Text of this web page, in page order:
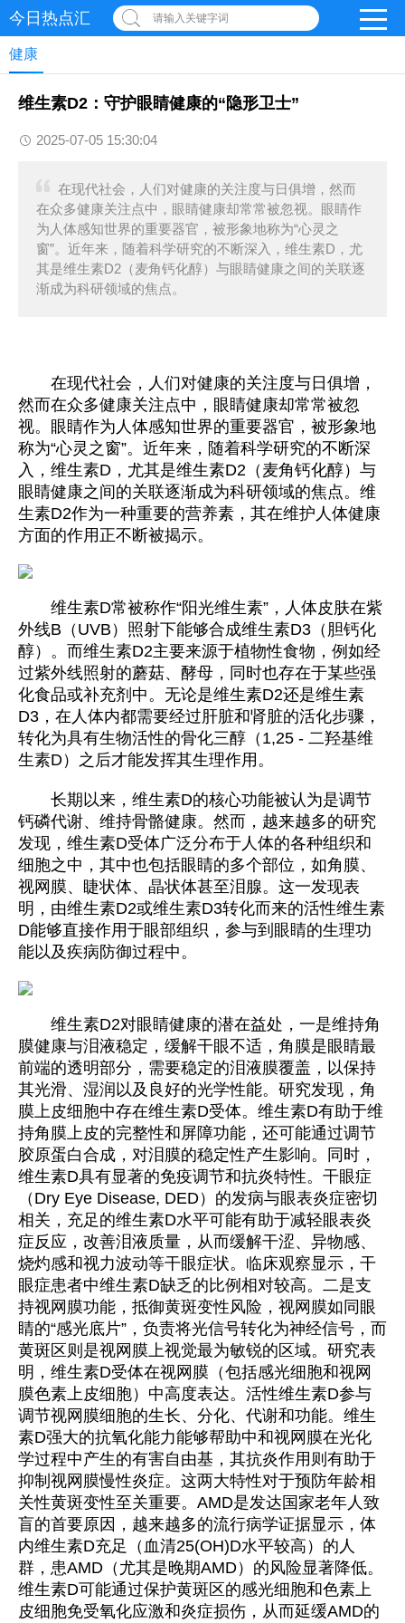
今日热点汇 请输入关键字词
健康
维生素D2：守护眼睛健康的“隐形卫士”
2025-07-05 15:30:04
在现代社会，人们对健康的关注度与日俱增，然而
在众多健康关注点中，眼睛健康却常常被忽视。眼睛作
为人体感知世界的重要器官，被形象地称为“心灵之
窗”。近年来，随着科学研究的不断深入，维生素D，尤
其是维生素D2（麦角钙化醇）与眼睛健康之间的关联逐
渐成为科研领域的焦点。
在现代社会，人们对健康的关注度与日俱增，
然而在众多健康关注点中，眼睛健康却常常被忽
视。眼睛作为人体感知世界的重要器官，被形象地
称为“心灵之窗”。近年来，随着科学研究的不断深
入，维生素D，尤其是维生素D2（麦角钙化醇）与
眼睛健康之间的关联逐渐成为科研领域的焦点。维
生素D2作为一种重要的营养素，其在维护人体健康
方面的作用正不断被揭示。
维生素D常被称作“阳光维生素”，人体皮肤在紫
外线B（UVB）照射下能够合成维生素D3（胆钙化
醇）。而维生素D2主要来源于植物性食物，例如经
过紫外线照射的蘑菇、酵母，同时也存在于某些强
化食品或补充剂中。无论是维生素D2还是维生素
D3，在人体内都需要经过肝脏和肾脏的活化步骤，
转化为具有生物活性的骨化三醇（1,25 - 二羟基维
生素D）之后才能发挥其生理作用。
长期以来，维生素D的核心功能被认为是调节
钙磷代谢、维持骨骼健康。然而，越来越多的研究
发现，维生素D受体广泛分布于人体的各种组织和
细胞之中，其中也包括眼睛的多个部位，如角膜、
视网膜、睫状体、晶状体甚至泪腺。这一发现表
明，由维生素D2或维生素D3转化而来的活性维生素
D能够直接作用于眼部组织，参与到眼睛的生理功
能以及疾病防御过程中。
维生素D2对眼睛健康的潜在益处，一是维持角
膜健康与泪液稳定，缓解干眼不适，角膜是眼睛最
前端的透明部分，需要稳定的泪液膜覆盖，以保持
其光滑、湿润以及良好的光学性能。研究发现，角
膜上皮细胞中存在维生素D受体。维生素D有助于维
持角膜上皮的完整性和屏障功能，还可能通过调节
胶原蛋白合成，对泪膜的稳定性产生影响。同时，
维生素D具有显著的免疫调节和抗炎特性。干眼症
（Dry Eye Disease, DED）的发病与眼表炎症密切
相关，充足的维生素D水平可能有助于减轻眼表炎
症反应，改善泪液质量，从而缓解干涩、异物感、
烧灼感和视力波动等干眼症状。临床观察显示，干
眼症患者中维生素D缺乏的比例相对较高。二是支
持视网膜功能，抵御黄斑变性风险，视网膜如同眼
睛的“感光底片”，负责将光信号转化为神经信号，而
黄斑区则是视网膜上视觉最为敏锐的区域。研究表
明，维生素D受体在视网膜（包括感光细胞和视网
膜色素上皮细胞）中高度表达。活性维生素D参与
调节视网膜细胞的生长、分化、代谢和功能。维生
素D强大的抗氧化能力能够帮助中和视网膜在光化
学过程中产生的有害自由基，其抗炎作用则有助于
抑制视网膜慢性炎症。这两大特性对于预防年龄相
关性黄斑变性至关重要。AMD是发达国家老年人致
盲的首要原因，越来越多的流行病学证据显示，体
内维生素D充足（血清25(OH)D水平较高）的人
群，患AMD（尤其是晚期AMD）的风险显著降低。
维生素D可能通过保护黄斑区的感光细胞和色素上
皮细胞免受氧化应激和炎症损伤，从而延缓AMD的